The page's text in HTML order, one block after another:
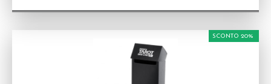
SCONTO 20%